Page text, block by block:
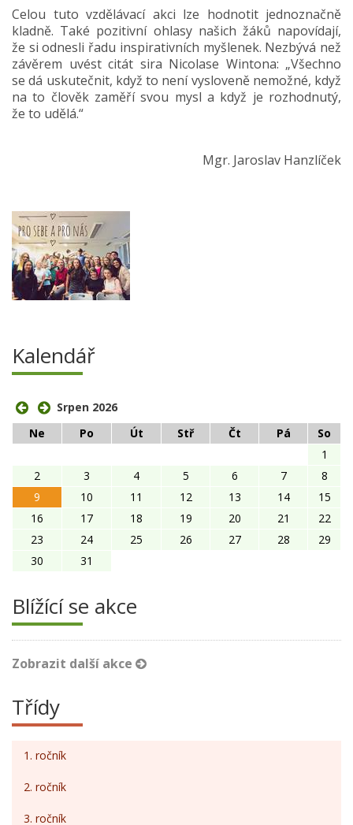
Celou tuto vzdělávací akci lze hodnotit jednoznačně
kladně. Také pozitivní ohlasy našich žáků napovídají,
že si odnesli řadu inspirativních myšlenek. Nezbývá než
závěrem uvést citát sira Nicolase Wintona: „Všechno
se dá uskutečnit, když to není vysloveně nemožné, když
na to člověk zaměří svou mysl a když je rozhodnutý,
že to udělá.“
Mgr. Jaroslav Hanzlíček
Kalendář
Srpen 2026
Ne
Po Út Stř Čt Pá
So
1
2
3 4 5 6 7
8
9
10 11 12 13 14
15
16
17 18 19 20 21
22
23
24 25 26 27 28
29
30
31
Blížící se akce
Zobrazit další akce
Třídy
1. ročník
2. ročník
3. ročník